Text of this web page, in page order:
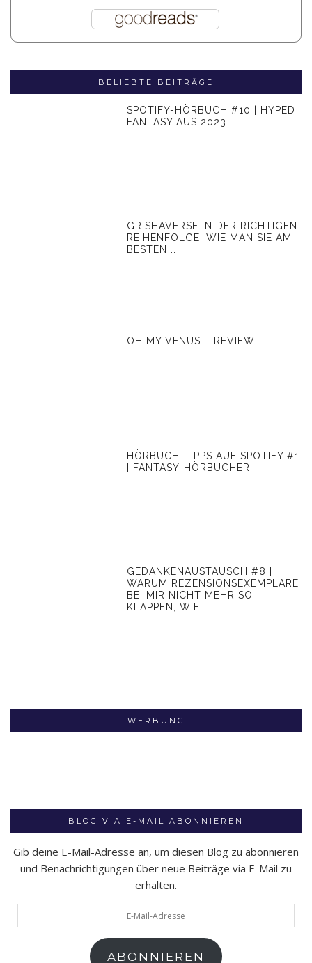
BELIEBTE BEITRÄGE
SPOTIFY-HÖRBUCH #10 | HYPED
FANTASY AUS 2023
GRISHAVERSE IN DER RICHTIGEN
REIHENFOLGE! WIE MAN SIE AM
BESTEN …
OH MY VENUS – REVIEW
HÖRBUCH-TIPPS AUF SPOTIFY #1
| FANTASY-HÖRBUCHER
GEDANKENAUSTAUSCH #8 |
WARUM REZENSIONSEXEMPLARE
BEI MIR NICHT MEHR SO
KLAPPEN, WIE …
WERBUNG
BLOG VIA E-MAIL ABONNIEREN
Gib deine E-Mail-Adresse an, um diesen Blog zu abonnieren
und Benachrichtigungen über neue Beiträge via E-Mail zu
erhalten.
Mail-
ABONNIEREN